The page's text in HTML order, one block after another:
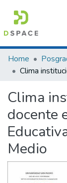
Communities &
All of DSpace
Statistics
Home
Clima
docente
Medio